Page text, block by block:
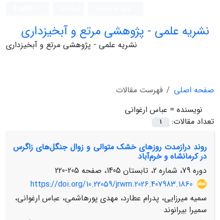
نشریه علمی - پژوهشی مرتع و آبخیزداری
نشریه علمی - پژوهشی مرتع و آبخیزداری
صفحه اصلی
فهرست مقالات
نویسنده = عباس ارغوانی
تعداد مقالات:
1
روند درازمدت روزهای خشک متوالی و زوال جنگل‌های زاگرس
در کرمانشاه و خرم‌آباد
دوره 79، شماره 2، تابستان 1405، صفحه
205-220
https://doi.org/10.22059/jrwm.2026.407983.1860
سمیه میرزایی، پدرام عطارد، مهدی پورهاشمی، عباس ارغوانی،
سمیرا بیرانوند